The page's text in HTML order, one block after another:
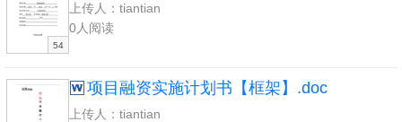
54
上传人：tiantian
0人阅读
项目融资实施计划书【框架】.doc
上传人：tiantian